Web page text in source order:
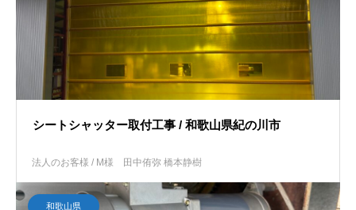
シートシャッター取付工事 / 和歌山県紀の川市
法人のお客様 / M様 田中侑弥 橋本静樹
和歌山県